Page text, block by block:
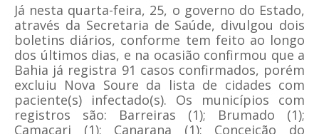
Já nesta quarta-feira, 25, o governo do Estado,
através da Secretaria de Saúde, divulgou dois
boletins diários, conforme tem feito ao longo
dos últimos dias, e na ocasião confirmou que a
Bahia já registra 91 casos confirmados, porém
excluiu Nova Soure da lista de cidades com
paciente(s) infectado(s). Os municípios com
registros são: Barreiras (1); Brumado (1);
Camaçari (1); Canarana (1); Conceição do